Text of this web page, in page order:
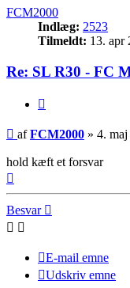
FCM2000
Indlæg: 2523
Tilmeldt: 13. apr
Re: SL R30 - FC
Indlæg
afFCM2000 » 4.
hold kæft et forsvar
Besvar
E-mail emne
Udskriv emne